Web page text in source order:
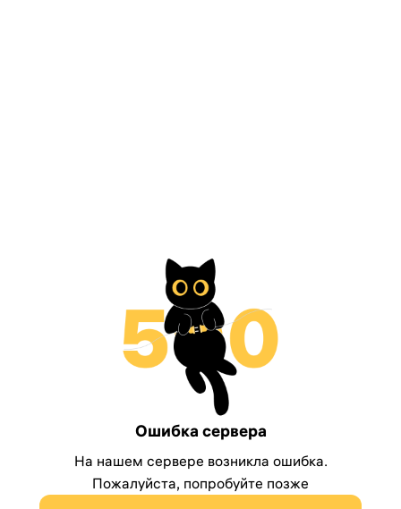
Ошибка сервера
На нашем сервере возникла ошибка.
Пожалуйста, попробуйте позже